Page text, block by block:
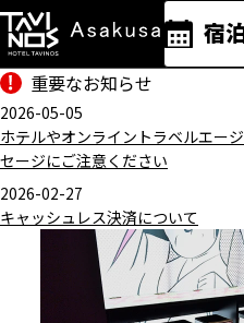
宿
重要なお知らせ
2026-05-05
ホテルやオンライントラベルエー
セージにご注意ください
2026-02-27
キャッシュレス決済について